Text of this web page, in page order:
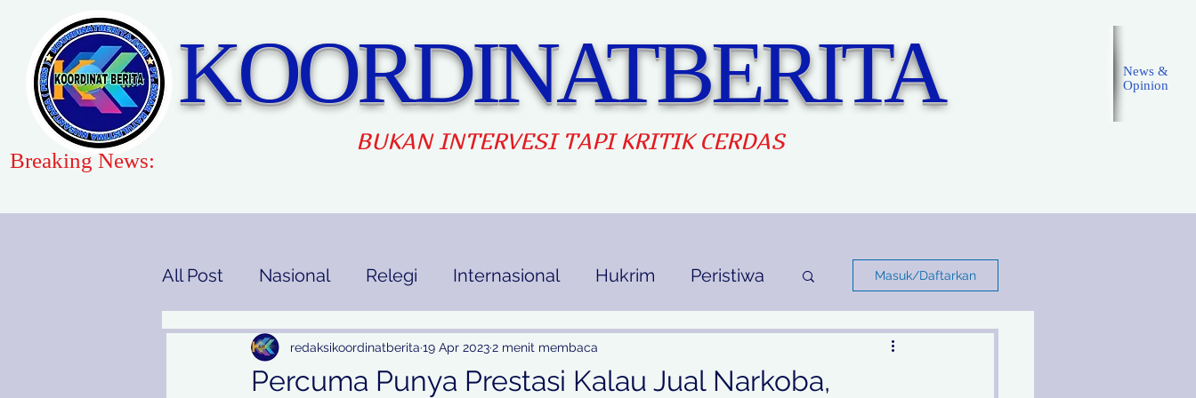
KOORDINATBERITA
BUKAN INTERVESI TAPI KRITIK CERDAS
News &
Opinion
Breaking News:
All Post Nasional Relegi Internasional Hukrim Peristiwa
Gaya Hidup Pendidikan Ekbis Opini
Masuk/Daftarkan
Percuma Punya Prestasi Kalau Jual Narkoba,
redaksikoordinatberita 19 Apr 20232 menit membaca